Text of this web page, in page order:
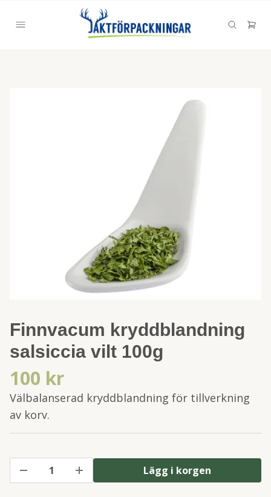
Finnvacum kryddblandning
salsiccia vilt 100g
100 kr
Välbalanserad kryddblandning för tillverkning
av korv.
Lägg i korgen